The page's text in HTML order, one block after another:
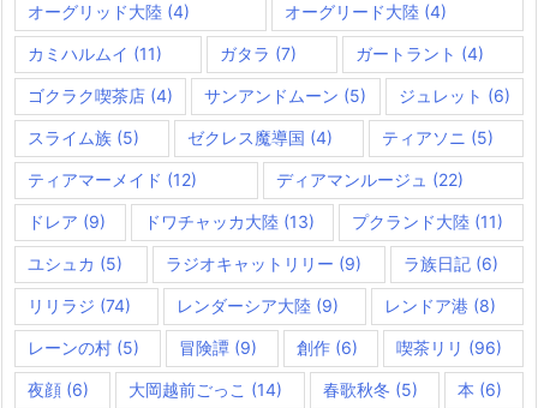
オーグリッド大陸 (4) オーグリード大陸 (4)
カミハルムイ (11) ガタラ (7) ガートラント (4)
ゴクラク喫茶店 (4) サンアンドムーン (5) ジュレット (6)
スライム族 (5) ゼクレス魔導国 (4) ティアソニ (5)
ティアマーメイド (12) ディアマンルージュ (22)
ドレア (9) ドワチャッカ大陸(13) プクランド大陸 (11)
ユシュカ (5) ラジオキャットリリー (9) ラ族日記 (6)
リリラジ (74) レンダーシア大陸 (9) レンドア港 (8)
レーンの村 (5) 冒険譚(9) 創作(6) 喫茶リリ (96)
夜顔 (6) 大岡越前ごっこ (14) 春歌秋冬 (5) 本 (6)